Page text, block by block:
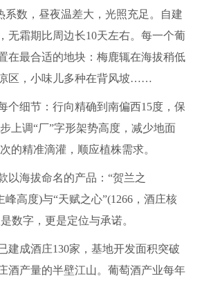
系数，昼夜温差大，光照充足。自建
无霜期比周边长10天左右。每一个葡
在最合适的地块：梅鹿辄在海拔稍低
区，小味儿多种在背风坡……
个细节：行向精确到南偏西15度，保
上调“厂”字形架势高度，减少地面
的精准滴灌，顺应植株需求。
以海拔命名的产品：“贺兰之
峰高度)与“天赋之心”(1266，酒庄核
数字，更是定位与承诺。
建成酒庄130家，基地开发面积突破
酒产量的半壁江山。葡萄酒产业每年